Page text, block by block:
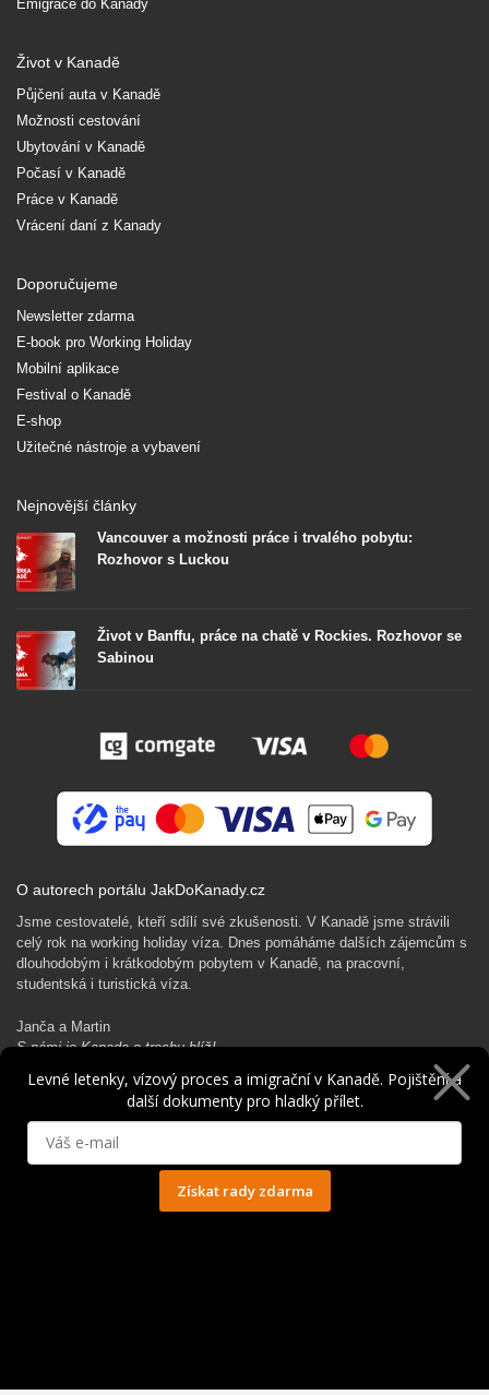
Emigrace do Kanady
Život v Kanadě
Půjčení auta v Kanadě
Možnosti cestování
Ubytování v Kanadě
Počasí v Kanadě
Práce v Kanadě
Vrácení daní z Kanady
Doporučujeme
Newsletter zdarma
E-book pro Working Holiday
Mobilní aplikace
Festival o Kanadě
E-shop
Užitečné nástroje a vybavení
Nejnovější články
Vancouver a možnosti práce i trvalého pobytu:
Rozhovor s Luckou
Život v Banffu, práce na chatě v Rockies. Rozhovor se
Sabinou
O autorech portálu JakDoKanady.cz
Jsme cestovatelé, kteří sdílí své zkušenosti. V Kanadě jsme strávili
celý rok na working holiday víza. Dnes pomáháme dalších zájemcům s
dlouhodobým i krátkodobým pobytem v Kanadě, na pracovní,
studentská i turistická víza.
Janča a Martin
S námi je Kanada o trochu blíž!
Rádi Ti pomůžeme s kanadským dobrodružstvím…
Levné letenky, vízový proces a imigrační v Kanadě. Pojištění a
další dokumenty pro hladký přílet.
Získat rady zdarma